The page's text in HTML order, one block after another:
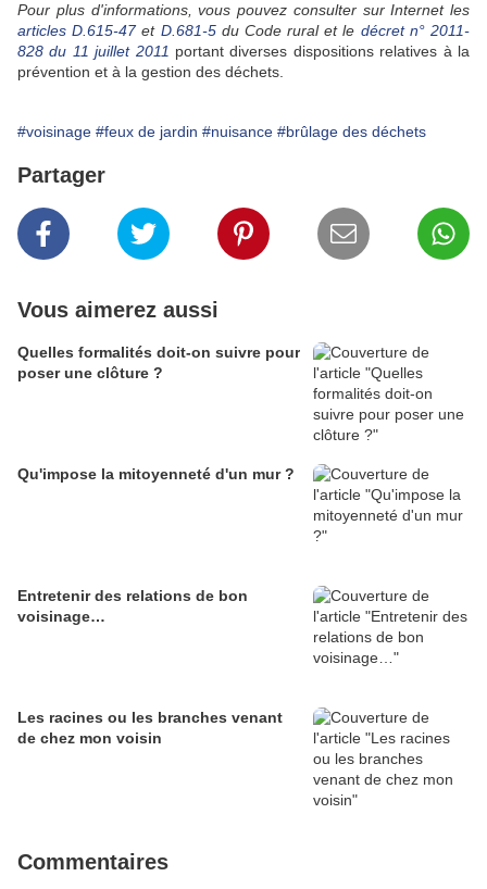
Pour plus d'informations, vous pouvez consulter sur Internet les
articles D.615-47et D.681-5du Code rural et le décret n° 2011-
828 du 11 juillet 2011 portant diverses dispositions relatives à la
prévention et à la gestion des déchets.
#voisinage #feux de jardin #nuisance #brûlage des déchets
Partager
Vous aimerez aussi
Quelles formalités doit-on suivre pour
poser une clôture ?
Qu'impose la mitoyenneté d'un mur ?
Entretenir des relations de bon
voisinage…
Les racines ou les branches venant
de chez mon voisin
Commentaires